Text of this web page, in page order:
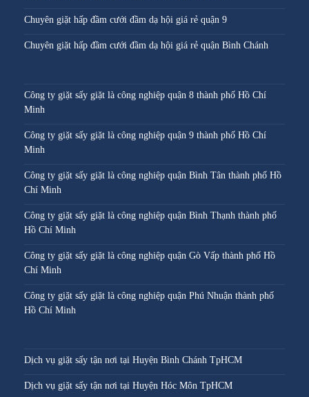
Chuyên giặt hấp đầm cưới đầm dạ hội giá rẻ quận 9
Chuyên giặt hấp đầm cưới đầm dạ hội giá rẻ quận Bình Chánh
Công ty giặt sấy giặt là công nghiệp quận 8 thành phố Hồ Chí
Minh
Công ty giặt sấy giặt là công nghiệp quận 9 thành phố Hồ Chí
Minh
Công ty giặt sấy giặt là công nghiệp quận Bình Tân thành phố Hồ
Chí Minh
Công ty giặt sấy giặt là công nghiệp quận Bình Thạnh thành phố
Hồ Chí Minh
Công ty giặt sấy giặt là công nghiệp quận Gò Vấp thành phố Hồ
Chí Minh
Công ty giặt sấy giặt là công nghiệp quận Phú Nhuận thành phố
Hồ Chí Minh
Dịch vụ giặt sấy tận nơi tại Huyện Bình Chánh TpHCM
Dịch vụ giặt sấy tận nơi tại Huyện Hóc Môn TpHCM